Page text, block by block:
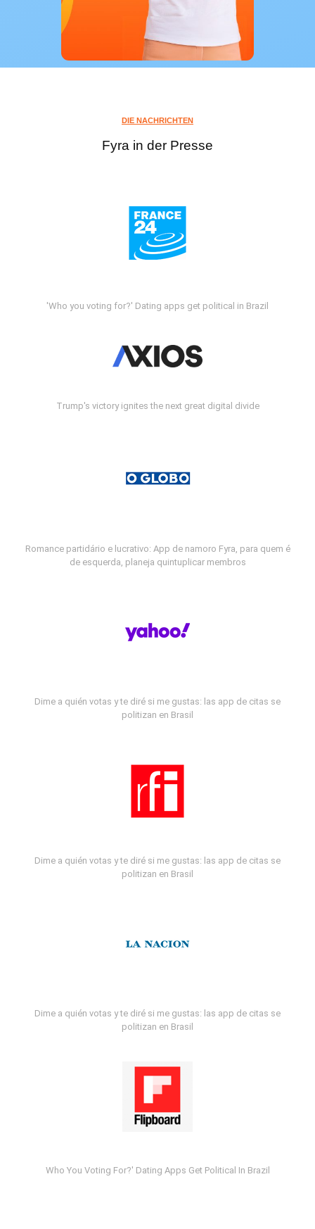
DIE NACHRICHTEN
Fyra in der Presse
'Who you voting for?' Dating apps get political in Brazil
Trump's victory ignites the next great digital divide
Romance partidário e lucrativo: App de namoro Fyra, para quem é
de esquerda, planeja quintuplicar membros
Dime a quién votas y te diré si me gustas: las app de citas se
politizan en Brasil
Dime a quién votas y te diré si me gustas: las app de citas se
politizan en Brasil
Dime a quién votas y te diré si me gustas: las app de citas se
politizan en Brasil
Who You Voting For?' Dating Apps Get Political In Brazil